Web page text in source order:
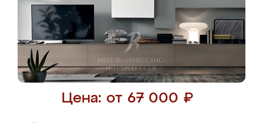
Цена: от 67 000 ₽